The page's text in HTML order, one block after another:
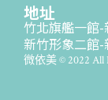
地址
竹北旗艦一館
新竹形象二館
微依美 © 2022 All